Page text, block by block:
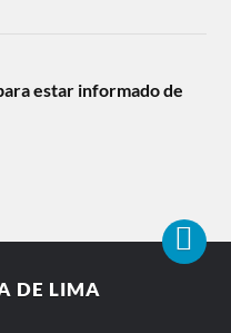
estar informado de
DE LIMA